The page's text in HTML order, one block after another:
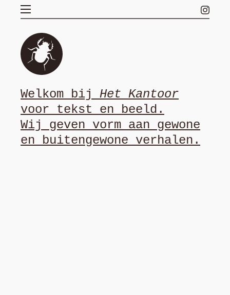
Welkom
Projecten
Over ons
Instagram
Vimeo
Welkom bij Het Kantoor
voor tekst en beeld.
Wij geven vorm aan gewone
en buitengewone verhalen.